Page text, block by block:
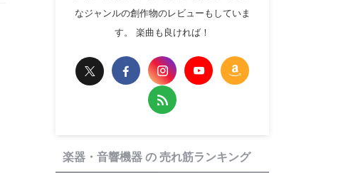
なジャンルの創作物のレビューもしていま
す。 楽曲も良ければ！
楽器・音響機器 の 売れ筋ランキング